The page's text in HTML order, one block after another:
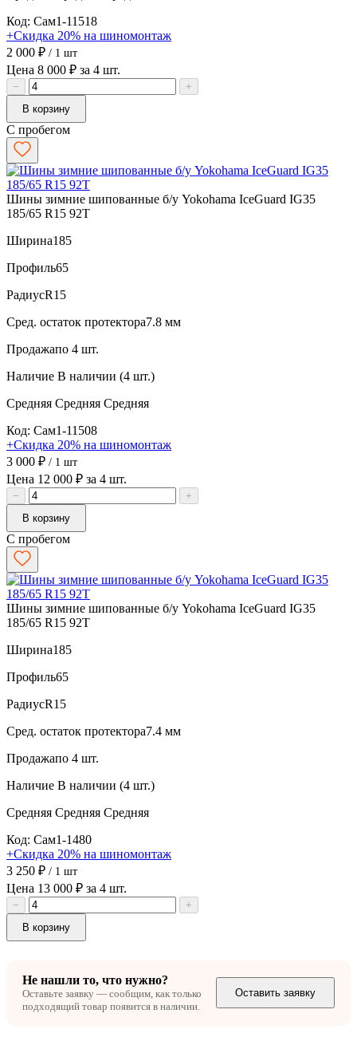
Код: Сам1-11518
+Скидка 20% на шиномонтаж
2 000 ₽ / 1 шт
Цена 8 000 ₽ за 4 шт.
−
+
В корзину
С пробегом
Шины зимние шипованные б/у Yokohama IceGuard IG35
185/65 R15 92T
Ширина185
Профиль65
РадиусR15
Сред. остаток протектора7.8 мм
Продажапо 4 шт.
Наличие В наличии (4 шт.)
Средняя Средняя Средняя
Код: Сам1-11508
+Скидка 20% на шиномонтаж
3 000 ₽ / 1 шт
Цена 12 000 ₽ за 4 шт.
−
+
В корзину
С пробегом
Шины зимние шипованные б/у Yokohama IceGuard IG35
185/65 R15 92T
Ширина185
Профиль65
РадиусR15
Сред. остаток протектора7.4 мм
Продажапо 4 шт.
Наличие В наличии (4 шт.)
Средняя Средняя Средняя
Код: Сам1-1480
+Скидка 20% на шиномонтаж
3 250 ₽ / 1 шт
Цена 13 000 ₽ за 4 шт.
−
+
В корзину
Не нашли то, что нужно?
Оставьте заявку — сообщим, как только
подходящий товар появится в наличии.
Оставить заявку